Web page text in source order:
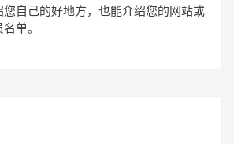
自己的好地方，也能介绍您的网站或
单。